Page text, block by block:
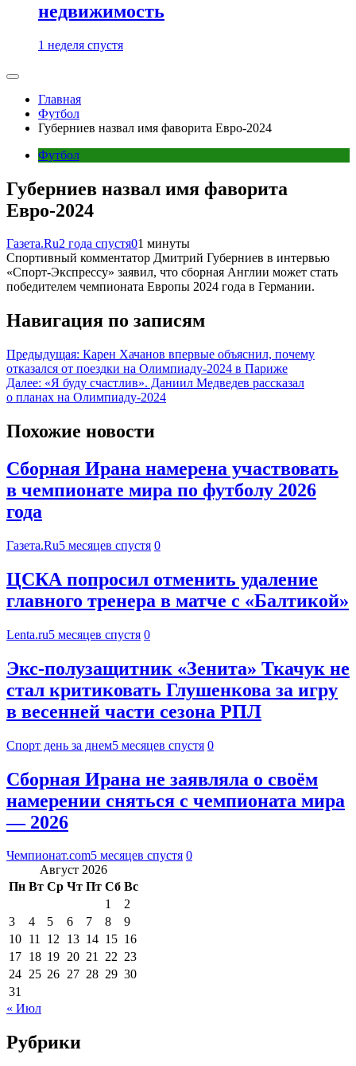
недвижимость
1 неделя спустя
Главная
Футбол
Губерниев назвал имя фаворита Евро-2024
Футбол
Губерниев назвал имя фаворита
Евро-2024
Газета.Ru2 года спустя01 минуты
Спортивный комментатор Дмитрий Губерниев в интервью
«Спорт-Экспрессу» заявил, что сборная Англии может стать
победителем чемпионата Европы 2024 года в Германии.
Навигация по записям
Предыдущая: Карен Хачанов впервые объяснил, почему
отказался от поездки на Олимпиаду-2024 в Париже
Далее: «Я буду счастлив». Даниил Медведев рассказал
о планах на Олимпиаду-2024
Похожие новости
Сборная Ирана намерена участвовать
в чемпионате мира по футболу 2026
года
Газета.Ru5 месяцев спустя 0
ЦСКА попросил отменить удаление
главного тренера в матче с «Балтикой»
Lenta.ru5 месяцев спустя 0
Экс-полузащитник «Зенита» Ткачук не
стал критиковать Глушенкова за игру
в весенней части сезона РПЛ
Спорт день за днем5 месяцев спустя 0
Сборная Ирана не заявляла о своём
намерении сняться с чемпионата мира
— 2026
Чемпионат.com5 месяцев спустя 0
Август 2026
Пн Вт Ср Чт Пт Сб Вс
1
2
3
4 5 6 7 8
9
10 11 12 13 14 15 16
17 18 19 20 21 22 23
24 25 26 27 28 29 30
31
« Июл
Рубрики